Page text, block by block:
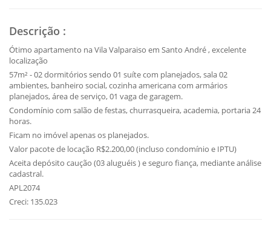
Descrição :
Ótimo apartamento na Vila Valparaiso em Santo André , excelente
localização
57m² - 02 dormitórios sendo 01 suíte com planejados, sala 02
ambientes, banheiro social, cozinha americana com armários
planejados, área de serviço, 01 vaga de garagem.
Condomínio com salão de festas, churrasqueira, academia, portaria 24
horas.
Ficam no imóvel apenas os planejados.
Valor pacote de locação R$2.200,00 (incluso condomínio e IPTU)
Aceita depósito caução (03 aluguéis ) e seguro fiança, mediante análise
cadastral.
APL2074
Creci: 135.023